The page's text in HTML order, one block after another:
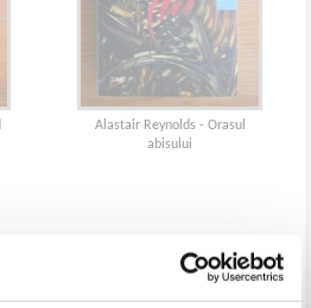
Alastair Reynolds - Orasul
abisului